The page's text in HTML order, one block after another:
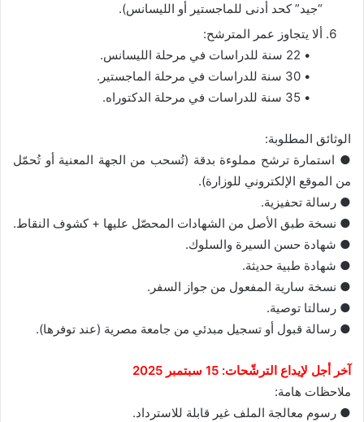
“جيد” كحد أدنى للماجستير أو الليسانس).
ألا يتجاوز عمر المترشح:
• 22 سنة للدراسات في مرحلة الليسانس.
• 30 سنة للدراسات في مرحلة الماجستير.
• 35 سنة للدراسات في مرحلة الدكتوراه.
الوثائق المطلوبة:
● استمارة ترشح مملوءة بدقة (تُسحب من الجهة المعنية أو تُحمّل
من الموقع الإلكتروني للوزارة).
● رسالة تحفيزية.
● نسخة طبق الأصل من الشهادات المحصّل عليها + كشوف النقاط.
● شهادة حسن السيرة والسلوك.
● شهادة طبية حديثة.
● نسخة سارية المفعول من جواز السفر.
● رسالتا توصية.
● رسالة قبول أو تسجيل مبدئي من جامعة مصرية (عند توفرها).
آخر أجل لإيداع الترشّحات: 15 سبتمبر 2025
ملاحظات هامة:
● رسوم معالجة الملف غير قابلة للاسترداد.